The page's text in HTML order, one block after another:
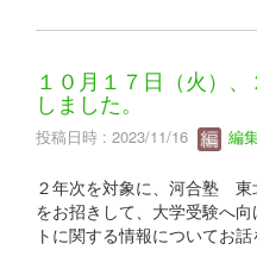
１０月１７日（火）
しました。
投稿日時 : 2023/11/16 編
２年次を対象に、河合
をお招きして、大学受験へ
トに関する情報についてお話